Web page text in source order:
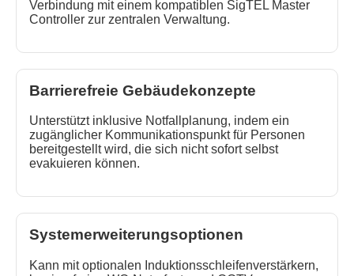
Verbindung mit einem kompatiblen SigTEL Master
Controller zur zentralen Verwaltung.
Barrierefreie Gebäudekonzepte
Unterstützt inklusive Notfallplanung, indem ein
zugänglicher Kommunikationspunkt für Personen
bereitgestellt wird, die sich nicht sofort selbst
evakuieren können.
Systemerweiterungsoptionen
Kann mit optionalen Induktionsschleifenverstärkern,